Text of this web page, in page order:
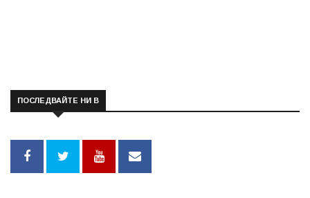
ПОСЛЕДВАЙТЕ НИ В